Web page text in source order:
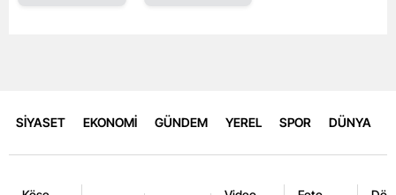
SİYASET EKONOMİ GÜNDEM YEREL SPOR DÜNYA